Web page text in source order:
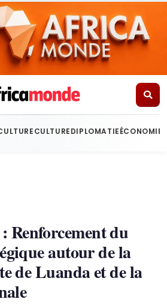
CULTUREDIPLOMATIEÉCONOMIE
Renforcement du
autour de la
de Luanda et de la